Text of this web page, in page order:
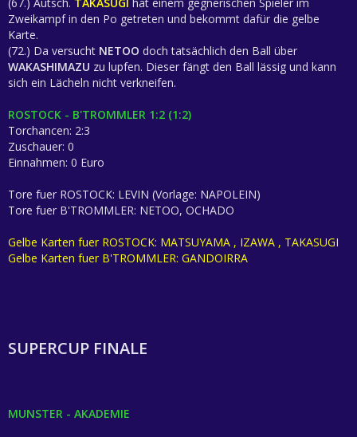
Zweikampf in den Po getreten und bekommt dafür die gelbe
Karte.
(72.) Da versucht NETOO doch tatsächlich den Ball über
WAKASHIMAZU zu lupfen. Dieser fängt den Ball lässig und kann
sich ein Lächeln nicht verkneifen.
ROSTOCK - B'TROMMLER 1:2 (1:2)
Torchancen: 2:3
Zuschauer: 0
Einnahmen: 0 Euro
Tore fuer ROSTOCK: LEVIN (Vorlage: NAPOLEIN)
Tore fuer B'TROMMLER: NETOO, OCHADO
Gelbe Karten fuer ROSTOCK: MATSUYAMA , IZAWA , TAKASUGI
Gelbe Karten fuer B'TROMMLER: GANDOIRRA
SUPERCUP FINALE
MUNSTER - AKADEMIE